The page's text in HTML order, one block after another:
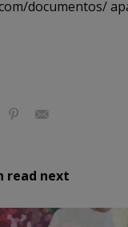
documentos/
read next